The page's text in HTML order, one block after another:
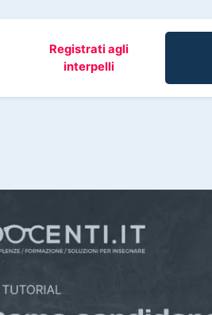
Registrati agli
interpelli